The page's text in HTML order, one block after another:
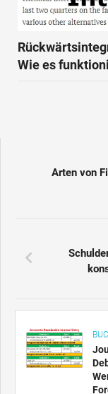
Wie es
Arten von